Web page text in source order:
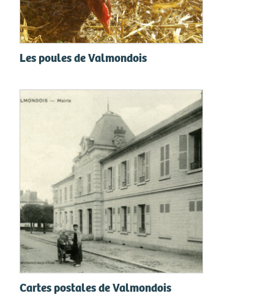
Les poules de Valmondois
Cartes postales de Valmondois